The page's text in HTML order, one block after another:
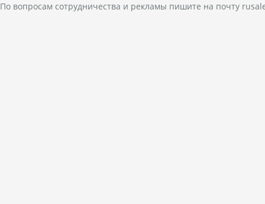
По вопросам сотрудничества и рекламы пишите на почту